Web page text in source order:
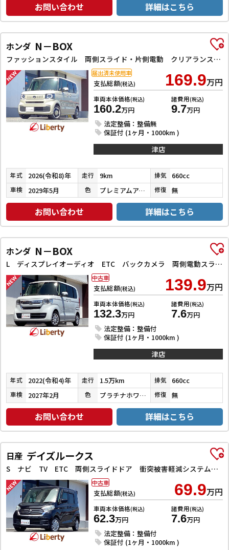
お問い合わせ 詳細はこちら
ホンダ N－BOX
ファッションスタイル 両側スライド・片側電動 クリアランスソナー オートクルーズコントロール レーンアシスト オートライト スマートキー アイドリングストップ ベンチシート CVT ESC チップアップシート
支払総額(税込) 169.9万円
車両本体価格(税込)
160.2万円
諸費用(税込)
9.7万円
法定整備：整備無
保証付 (1ヶ月・1000km )
届出済未使用車
津店
年式 2026(令和8)年 走行 9km 排気 660cc
車検 2029年5月 色 プレミアムアイボリーパールⅡ 修復 無
お問い合わせ 詳細はこちら
ホンダ N－BOX
L ディスプレイオーディオ ETC バックカメラ 両側電動スライドドア クリアランスソナー クルーズコントロール レーンアシスト 衝突被害軽減システム オートライト スマートキー アイドリングストップ
支払総額(税込) 139.9万円
車両本体価格(税込)
132.3万円
諸費用(税込)
7.6万円
法定整備：整備付
保証付 (1ヶ月・1000km )
中古車
津店
年式 2022(令和4)年 走行 1.5万km 排気 660cc
車検 2027年2月 色 プラチナホワイトパール 修復 無
お問い合わせ 詳細はこちら
日産 デイズルークス
S ナビ TV ETC 両側スライドドア 衝突被害軽減システム キーレスエントリー アイドリングストップ 電動格納ミラー CVT ESC CD USB ミュージックプレイヤー接続可
支払総額(税込) 69.9万円
車両本体価格(税込)
62.3万円
諸費用(税込)
7.6万円
法定整備：整備付
保証付 (1ヶ月・1000km )
中古車